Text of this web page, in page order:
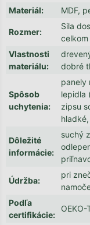
Materiál: MDF,
Rozmer:
Sila
Vlastnosti
materiálu:
dobré
Spôsob
uchytenia:
panely
lepidla
zipsu
Dôležité
informácie:
suchý
Údržba:
pri
Podľa
certifikácie: